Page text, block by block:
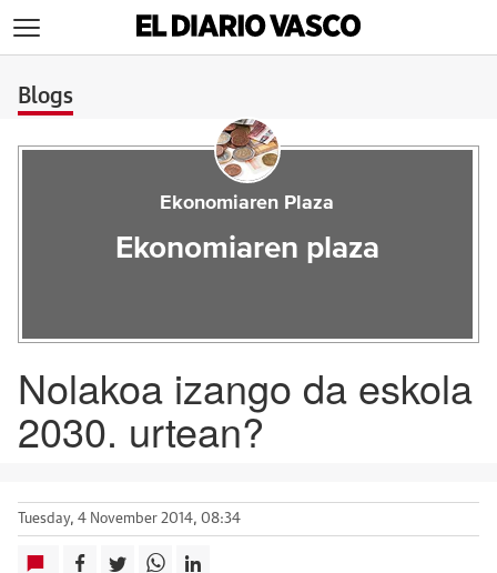
Blogs
Ekonomiaren Plaza
Ekonomiaren plaza
Nolakoa izango da eskola
2030. urtean?
Tuesday, 4 November 2014, 08:34